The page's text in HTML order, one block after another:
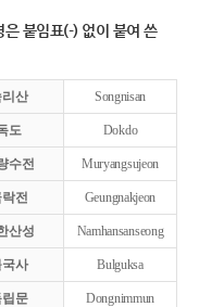
붙임표(-) 없이 붙여 쓴
리산 Songnisan
도 Dokdo
수전 Muryangsujeon
락전 Geungnakjeon
산성 Namhansanseong
국사 Bulguksa
립문 Dongnimmun